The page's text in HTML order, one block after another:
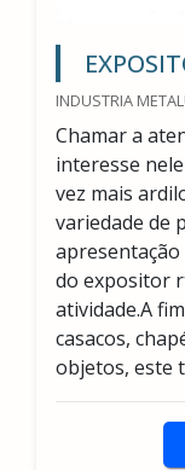
INDUSTRIA
Chamar a
interesse
vez mais
variedade de
do expositor
atividade.A
casacos,
objetos, este